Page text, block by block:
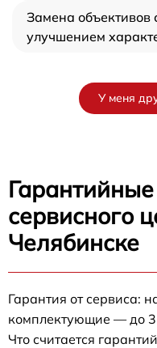
Замена объективов
улучшением
У меня
сервисного
Челябинске
Гарантия от сервиса:
комплектующие — до 3
Что считается